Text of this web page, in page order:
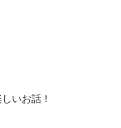
いお話！